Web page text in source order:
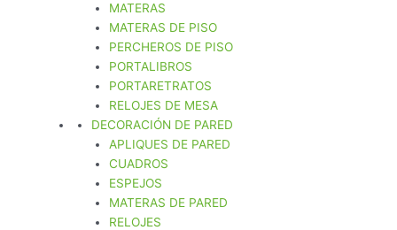
MATERAS
MATERAS DE PISO
PERCHEROS DE PISO
PORTALIBROS
PORTARETRATOS
RELOJES DE MESA
DECORACIÓN DE PARED
APLIQUES DE PARED
CUADROS
ESPEJOS
MATERAS DE PARED
RELOJES